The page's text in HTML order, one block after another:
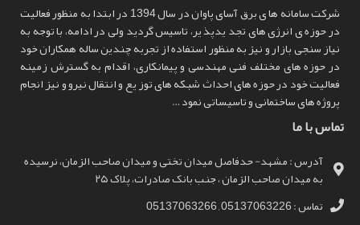
شرکت سامانه ها ی برق آسای پاوان در سال 1394 در ابتدا به منظور فعالیت
در حوزه ی انرژی های تجد یدپذ یر، تاسیس گردید ولی در ادامه، با توجه به
نیاز سنجی بازار و نیز به منظور استفاده از تجربه چندین ساله همکاران خود
در حوزه های مختلف فنی مهندسی و پیمانکاری، اقدام به گسترش زمینه
فعالیت خود در حوزه های احداث شبکه های توز یع و انتقال نیرو و نیز انجام
پروژه های ساختمانی و تاسیساتی نمود …
تماس با ما
آدرس : مشهد- حدفاصل میدان تختی و میدان صاحب الزمان، نرسیده
به میدان صاحب الزمان ، جنب بانک صادرات، پلاک ۲۵
تماس : 05137063226 , 05137063266